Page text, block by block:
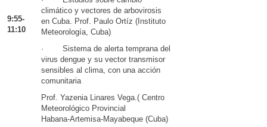
9:55-
11:10
climático y vectores de arbovirosis
en Cuba. Prof. Paulo Ortíz (Instituto
Meteorología, Cuba)
· Sistema de alerta temprana del
virus dengue y su vector transmisor
sensibles al clima, con una acción
comunitaria
Prof. Yazenia Linares Vega.( Centro
Meteorológico Provincial
Habana-Artemisa-Mayabeque (Cuba)